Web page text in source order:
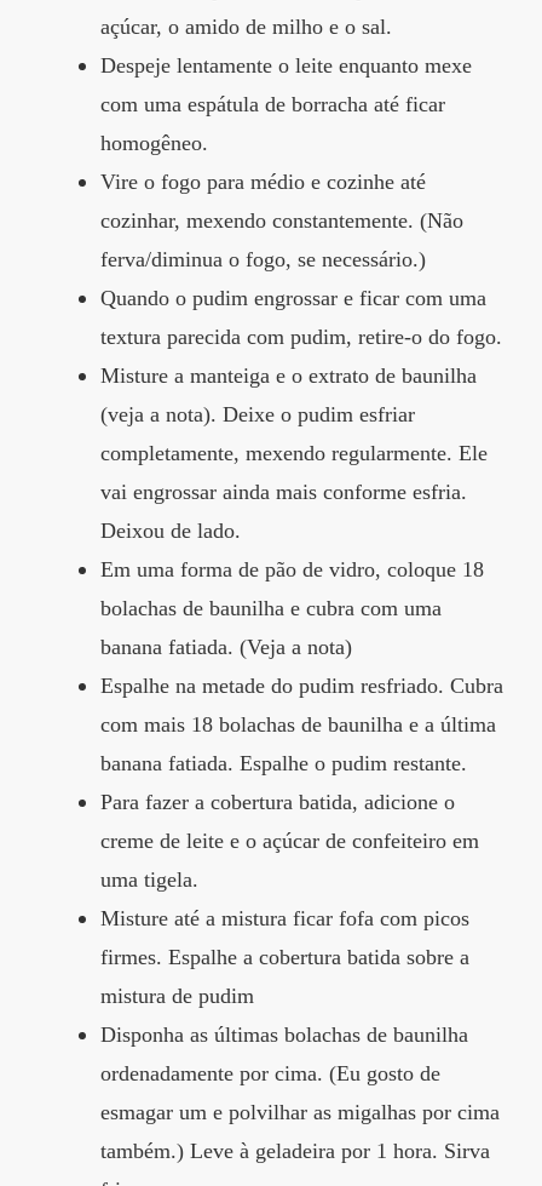
açúcar, o amido de milho e o sal.
Despeje lentamente o leite enquanto mexe
com uma espátula de borracha até ficar
homogêneo.
Vire o fogo para médio e cozinhe até
cozinhar, mexendo constantemente. (Não
ferva/diminua o fogo, se necessário.)
Quando o pudim engrossar e ficar com uma
textura parecida com pudim, retire-o do fogo.
Misture a manteiga e o extrato de baunilha
(veja a nota). Deixe o pudim esfriar
completamente, mexendo regularmente. Ele
vai engrossar ainda mais conforme esfria.
Deixou de lado.
Em uma forma de pão de vidro, coloque 18
bolachas de baunilha e cubra com uma
banana fatiada. (Veja a nota)
Espalhe na metade do pudim resfriado. Cubra
com mais 18 bolachas de baunilha e a última
banana fatiada. Espalhe o pudim restante.
Para fazer a cobertura batida, adicione o
creme de leite e o açúcar de confeiteiro em
uma tigela.
Misture até a mistura ficar fofa com picos
firmes. Espalhe a cobertura batida sobre a
mistura de pudim
Disponha as últimas bolachas de baunilha
ordenadamente por cima. (Eu gosto de
esmagar um e polvilhar as migalhas por cima
também.) Leve à geladeira por 1 hora. Sirva